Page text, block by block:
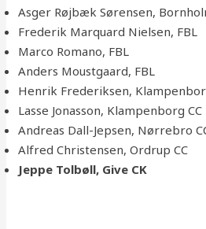
Asger Røjbæk Sørensen,
Frederik Marquard Nielsen, FBL
Marco Romano, FBL
Anders Moustgaard, FBL
Henrik Frederiksen,
Lasse Jonasson, Klampenborg CC
Andreas Dall-Jepsen, Nørrebro
Alfred Christensen, Ordrup CC
Jeppe Tolbøll, Give CK